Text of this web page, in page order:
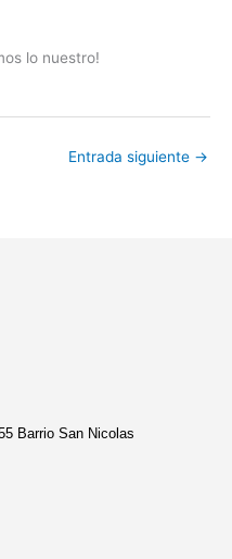
lo nuestro!
Entrada siguiente →
Barrio San Nicolas